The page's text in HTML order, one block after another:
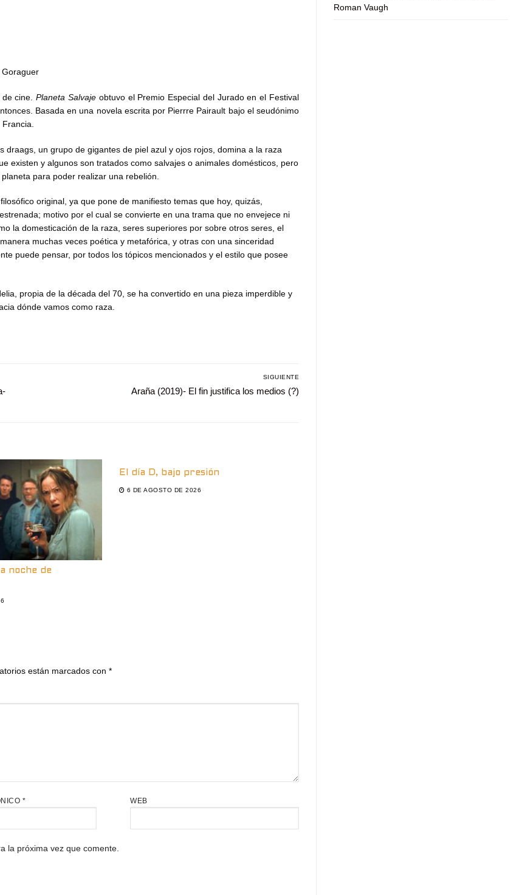
Goraguer
de cine.Planeta Salvajeobtuvo el Premio Especial del Jurado en el Festival
Basada en una novela escrita por Pierrre Pairault bajo el seudónimo
un grupo de gigantes de piel azul y ojos rojos, domina a la raza
existen y algunos son tratados como salvajes o animales domésticos, pero
para poder realizar una rebelión.
original, ya que pone de manifiesto temas que hoy, quizás,
motivo por el cual se convierte en una trama que no envejece ni
la domesticación de la raza, seres superiores por sobre otros seres, el
muchas veces poética y metafórica, y otras con una sinceridad
puede pensar, por todos los tópicos mencionados y el estilo que posee
propia de la década del 70, se ha convertido en una pieza imperdible y
dónde vamos como raza.
SIGUIENTE
Entrada
Araña (2019)- El fin justifica los medios (?)
noche de
El día D, bajo presión
6 DE AGOSTO DE 2026
están marcados con *
* WEB
la próxima vez que comente.
Roman Vaugh